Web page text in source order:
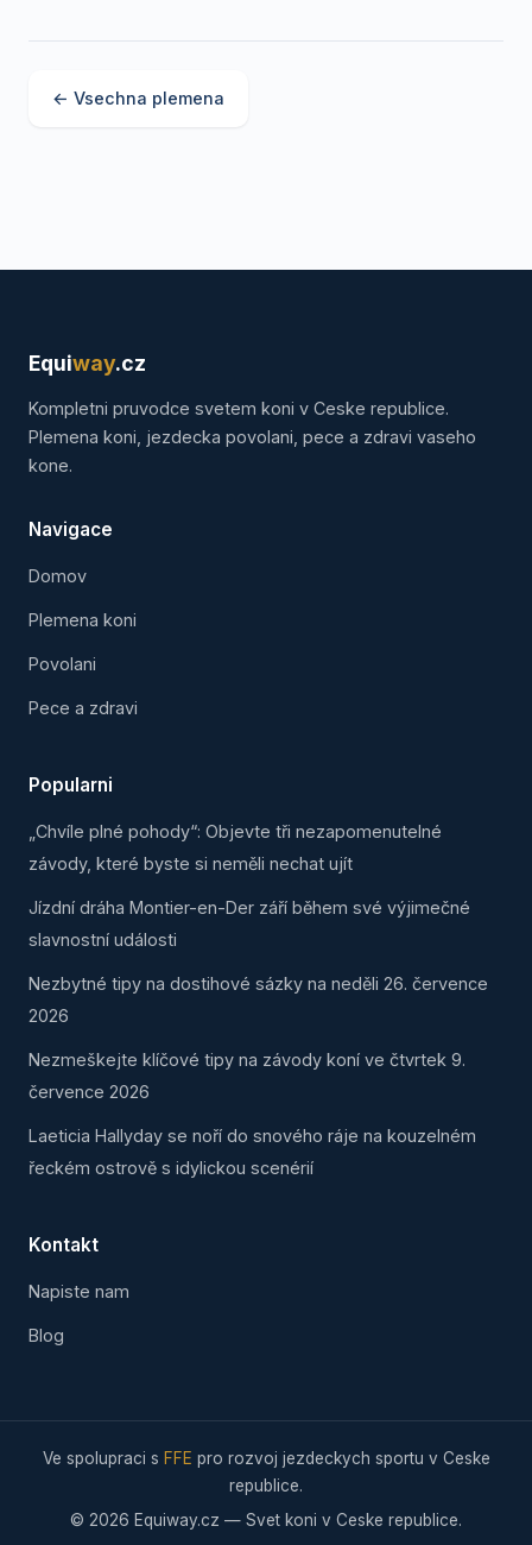
← Vsechna plemena
Equiway.cz
Kompletni pruvodce svetem koni v Ceske republice.
Plemena koni, jezdecka povolani, pece a zdravi vaseho
kone.
Navigace
Domov
Plemena koni
Povolani
Pece a zdravi
Popularni
„Chvíle plné pohody“: Objevte tři nezapomenutelné
závody, které byste si neměli nechat ujít
Jízdní dráha Montier-en-Der září během své výjimečné
slavnostní události
Nezbytné tipy na dostihové sázky na neděli 26. července
2026
Nezmeškejte klíčové tipy na závody koní ve čtvrtek 9.
července 2026
Laeticia Hallyday se noří do snového ráje na kouzelném
řeckém ostrově s idylickou scenérií
Kontakt
Napiste nam
Blog
Ve spolupraci s FFE pro rozvoj jezdeckych sportu v Ceske
republice.
© 2026 Equiway.cz — Svet koni v Ceske republice.